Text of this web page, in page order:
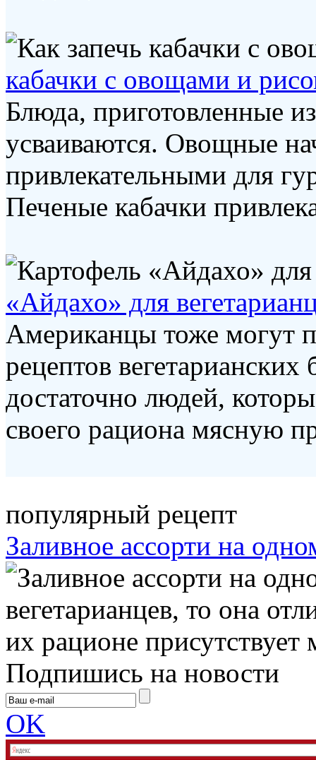
кабачки с овощами и
Блюда, приготовленные
усваиваются. Овощные
привлекательными для
Печеные кабачки
«Айдахо» для
Американцы тоже могут
рецептов
достаточно людей,
своего рациона мясную
популярный рецепт
Заливное ассорти на
вегетарианцев, то она
их рационе
Подпишись на новости
OK